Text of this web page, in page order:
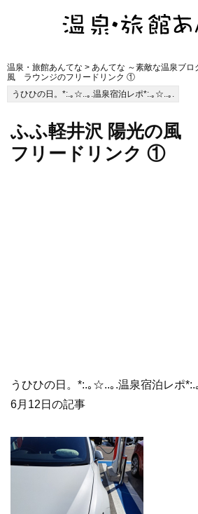
温泉・旅館あんてな > あんてな ～素敵な温泉ブロ
風 ラウンジのフリードリンク ①
うひひの日。*:.｡☆..｡.温泉宿泊レポ*:.｡☆..｡.
ふふ軽井沢 陽光の風
フリードリンク ①
うひひの日。*:.｡☆..｡.温泉宿泊レポ
6月12日の記事